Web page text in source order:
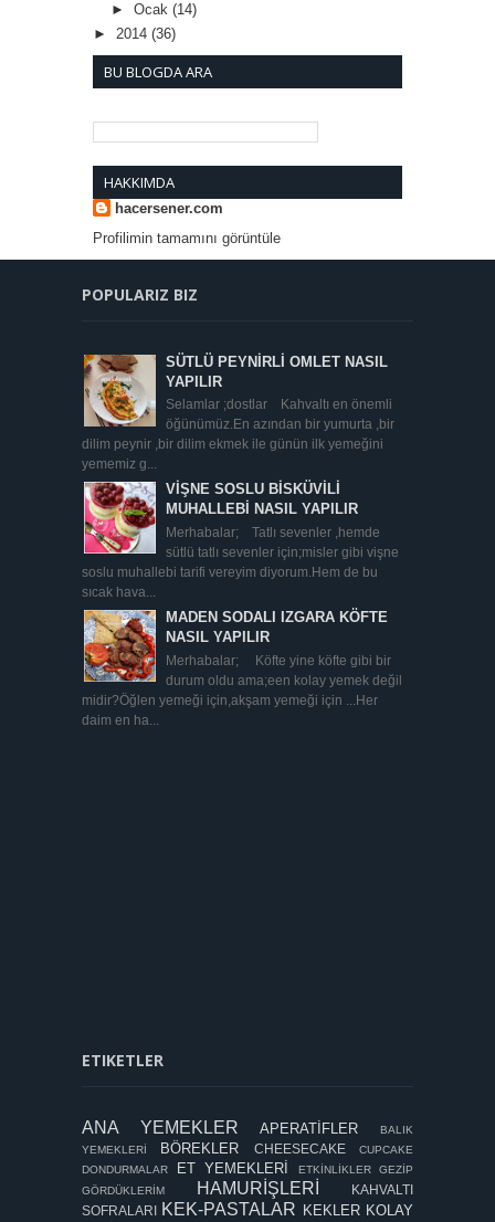
► Ocak (14)
► 2014 (36)
BU BLOGDA ARA
HAKKIMDA
hacersener.com
Profilimin tamamını görüntüle
POPULARIZ BIZ
SÜTLÜ PEYNİRLİ OMLET NASIL
YAPILIR
Selamlar ;dostlar Kahvaltı en önemli
öğünümüz.En azından bir yumurta ,bir
dilim peynir ,bir dilim ekmek ile günün ilk yemeğini
yememiz g...
VİŞNE SOSLU BİSKÜVİLİ
MUHALLEBİ NASIL YAPILIR
Merhabalar; Tatlı sevenler ,hemde
sütlü tatlı sevenler için;misler gibi vişne
soslu muhallebi tarifi vereyim diyorum.Hem de bu
sıcak hava...
MADEN SODALI IZGARA KÖFTE
NASIL YAPILIR
Merhabalar; Köfte yine köfte gibi bir
durum oldu ama;een kolay yemek değil
midir?Öğlen yemeği için,akşam yemeği için ...Her
daim en ha...
ETIKETLER
ANA YEMEKLER APERATİFLER
BALIK
YEMEKLERİ
BÖREKLER CHEESECAKE
CUPCAKE
DONDURMALAR
ET YEMEKLERİ ETKİNLİKLER
GEZİP
GÖRDÜKLERİM
HAMURİŞLERİ
KAHVALTI
SOFRALARI KEK-PASTALAR KEKLER KOLAY